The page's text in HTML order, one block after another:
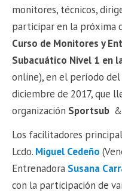
monitores, técnicos,
participar en la próxima
Curso de Monitores y
Subacuático Nivel 1 en
online), en el período
diciembre de 2017, que
organización Sportsub &
Los facilitadores
Lcdo. Miguel Cedeño
Entrenadora Susana
con la participación de